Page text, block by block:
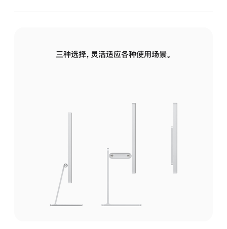
三种选择，灵活适应各种使用场景。